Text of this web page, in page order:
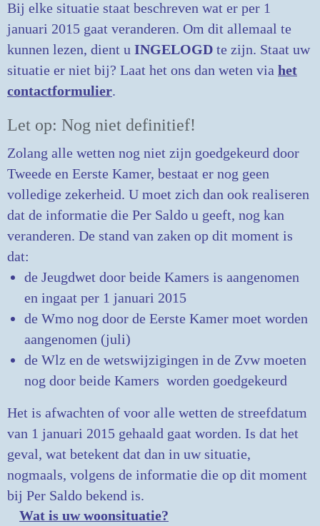
Bij elke situatie staat beschreven wat er per 1
januari 2015 gaat veranderen. Om dit allemaal te
kunnen lezen, dient u INGELOGD te zijn. Staat uw
situatie er niet bij? Laat het ons dan weten via het
contactformulier.
Let op: Nog niet definitief!
Zolang alle wetten nog niet zijn goedgekeurd door
Tweede en Eerste Kamer, bestaat er nog geen
volledige zekerheid. U moet zich dan ook realiseren
dat de informatie die Per Saldo u geeft, nog kan
veranderen. De stand van zaken op dit moment is
dat:
de Jeugdwet door beide Kamers is aangenomen
en ingaat per 1 januari 2015
de Wmo nog door de Eerste Kamer moet worden
aangenomen (juli)
de Wlz en de wetswijzigingen in de Zvw moeten
nog door beide Kamers worden goedgekeurd
Het is afwachten of voor alle wetten de streefdatum
van 1 januari 2015 gehaald gaat worden. Is dat het
geval, wat betekent dat dan in uw situatie,
nogmaals, volgens de informatie die op dit moment
bij Per Saldo bekend is.
Wat is uw woonsituatie?